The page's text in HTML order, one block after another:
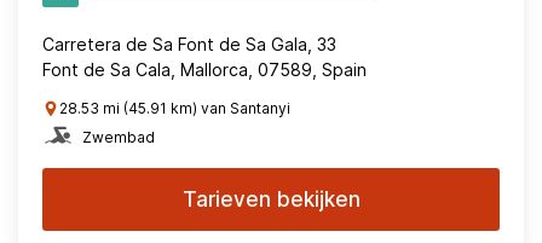
Carretera de Sa Font de Sa Gala, 33
Font de Sa Cala, Mallorca, 07589, Spain
28.53 mi (45.91 km) van Santanyi
Zwembad
Tarieven bekijken